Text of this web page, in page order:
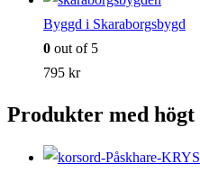
Byggd i Skaraborgsbygd
0 out of 5
795 kr
Produkter med högt